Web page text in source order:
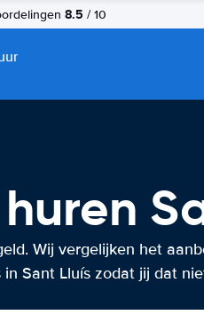
8.5 / 10
Wij vergelijken het
in Sant Lluís zodat jij dat